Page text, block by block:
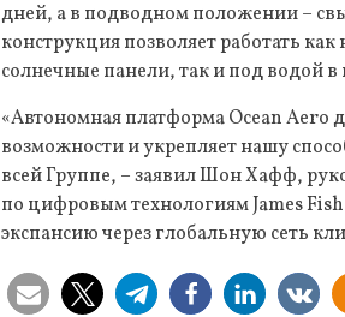
дней, а в подводном положении –
конструкция позволяет работать
солнечные панели, так и под водой
«Автономная платформа Ocean
возможности и укрепляет нашу
всей Группе, – заявил Шон Хафф,
по цифровым технологиям James
экспансию через глобальную сеть